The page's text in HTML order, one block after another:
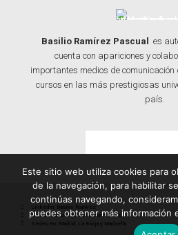
Basilio Ramírez Pascual
es
cuenta con apariciones y
importantes medios de
cursos en las más prestigiosas
país.
Linkedin: Basilio Ramírez
Correo: basilio@basilioramirez.es
Sedes en: Madrid, La Rioja y Marbella
Este sitio web utiliza cookies para
de la navegación, para habilitar
continúas navegando,
puedes obtener más información